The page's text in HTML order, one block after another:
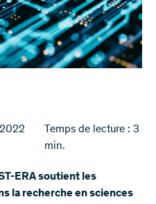
Temps de lecture : 3
min.
ERA soutient les
la recherche en sciences